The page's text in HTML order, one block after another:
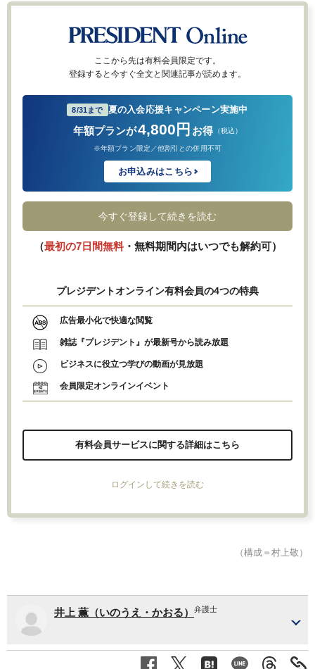
ここから先は有料会員限定です。
登録すると今すぐ全文と関連記事が読めます。
8/31まで 夏の入会応援キャンペーン実施中
年額プランが4,800円 お得 （税込）
※年額プラン限定／他割引との併用不可
お申込みはこちら
今すぐ登録して続きを読む
（最初の7日間無料・無料期間内はいつでも解約可）
プレジデントオンライン有料会員の4つの特典
広告最小化で快適な閲覧
雑誌『プレジデント』が最新号から読み放題
ビジネスに役立つ学びの動画が見放題
会員限定オンラインイベント
有料会員サービスに関する詳細はこちら
ログインして続きを読む
（構成＝村上敬）
井上 薫（いのうえ・かおる） 弁護士